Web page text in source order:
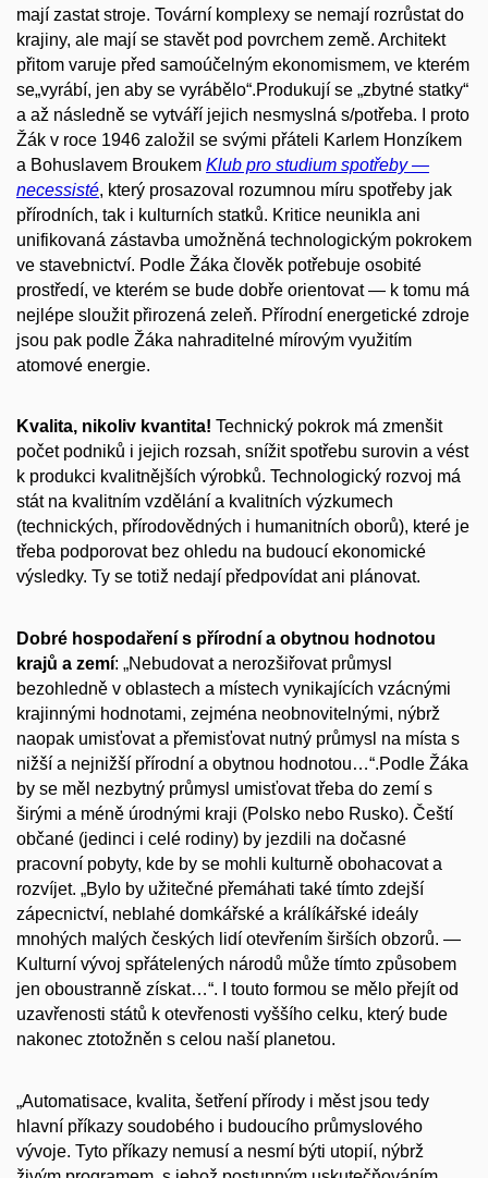
mají zastat stroje. Tovární komplexy se nemají rozrůstat do
krajiny, ale mají se stavět pod povrchem země. Architekt
přitom varuje před samoúčelným ekonomismem, ve kterém
se„vyrábí, jen aby se vyrábělo“.Produkují se „zbytné statky“
a až následně se vytváří jejich nesmyslná s/potřeba. I proto
Žák v roce 1946 založil se svými přáteli Karlem Honzíkem
a Bohuslavem Broukem Klub pro studium spotřeby —
necessisté, který prosazoval rozumnou míru spotřeby jak
přírodních, tak i kulturních statků. Kritice neunikla ani
unifikovaná zástavba umožněná technologickým pokrokem
ve stavebnictví. Podle Žáka člověk potřebuje osobité
prostředí, ve kterém se bude dobře orientovat — k tomu má
nejlépe sloužit přirozená zeleň. Přírodní energetické zdroje
jsou pak podle Žáka nahraditelné mírovým využitím
atomové energie.
Kvalita, nikoliv kvantita! Technický pokrok má zmenšit
počet podniků i jejich rozsah, snížit spotřebu surovin a vést
k produkci kvalitnějších výrobků. Technologický rozvoj má
stát na kvalitním vzdělání a kvalitních výzkumech
(technických, přírodovědných i humanitních oborů), které je
třeba podporovat bez ohledu na budoucí ekonomické
výsledky. Ty se totiž nedají předpovídat ani plánovat.
Dobré hospodaření s přírodní a obytnou hodnotou
krajů a zemí: „Nebudovat a nerozšiřovat průmysl
bezohledně v oblastech a místech vynikajících vzácnými
krajinnými hodnotami, zejména neobnovitelnými, nýbrž
naopak umisťovat a přemisťovat nutný průmysl na místa s
nižší a nejnižší přírodní a obytnou hodnotou…“.Podle Žáka
by se měl nezbytný průmysl umisťovat třeba do zemí s
širými a méně úrodnými kraji (Polsko nebo Rusko). Čeští
občané (jedinci i celé rodiny) by jezdili na dočasné
pracovní pobyty, kde by se mohli kulturně obohacovat a
rozvíjet. „Bylo by užitečné přemáhati také tímto zdejší
zápecnictví, neblahé domkářské a králíkářské ideály
mnohých malých českých lidí otevřením širších obzorů. —
Kulturní vývoj spřátelených národů může tímto způsobem
jen oboustranně získat…“. I touto formou se mělo přejít od
uzavřenosti států k otevřenosti vyššího celku, který bude
nakonec ztotožněn s celou naší planetou.
„Automatisace, kvalita, šetření přírody i měst jsou tedy
hlavní příkazy soudobého i budoucího průmyslového
vývoje. Tyto příkazy nemusí a nesmí býti utopií, nýbrž